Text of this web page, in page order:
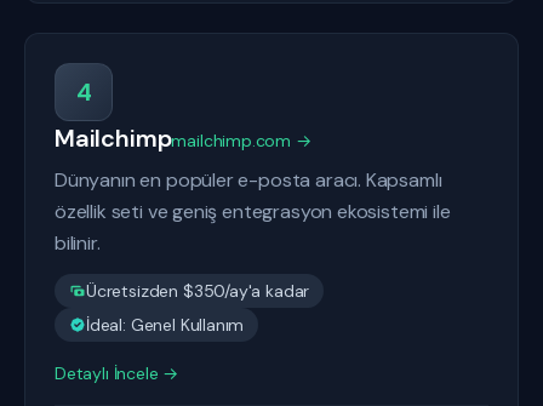
4
Mailchimpmailchimp.com →
Dünyanın en popüler e-posta aracı. Kapsamlı
özellik seti ve geniş entegrasyon ekosistemi ile
bilinir.
Ücretsizden $350/ay'a kadar
İdeal: Genel Kullanım
Detaylı İncele →